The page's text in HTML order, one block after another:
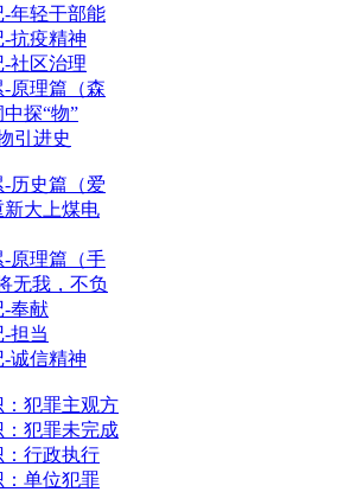
-年轻干部能
抗疫精神
社区治理
原理篇（森
探“物”
引进史
历史篇（爱
新大上煤电
-原理篇（手
无我，不负
-奉献
担当
诚信精神
：犯罪主观方
：犯罪未完成
：行政执行
：单位犯罪